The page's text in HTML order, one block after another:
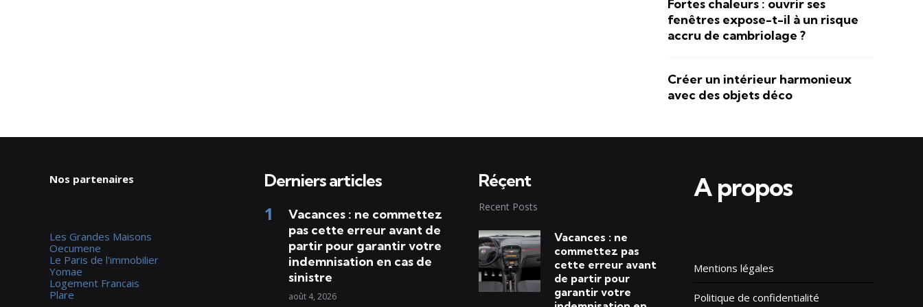
Fortes chaleurs : ouvrir ses
fenêtres expose-t-il à un risque
accru de cambriolage ?
Créer un intérieur harmonieux
avec des objets déco
Nos partenaires
Les Grandes Maisons
Oecumene
Le Paris de l'immobilier
Yomae
Logement Francais
Plare
Derniers articles
Vacances : ne commettez
pas cette erreur avant de
partir pour garantir votre
indemnisation en cas de
sinistre
août 4, 2026
Réçent
Recent Posts
Vacances : ne
commettez pas
cette erreur avant
de partir pour
garantir votre
A propos
Mentions légales
Politique de confidentialité